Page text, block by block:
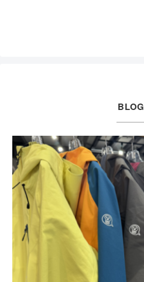
BLOG